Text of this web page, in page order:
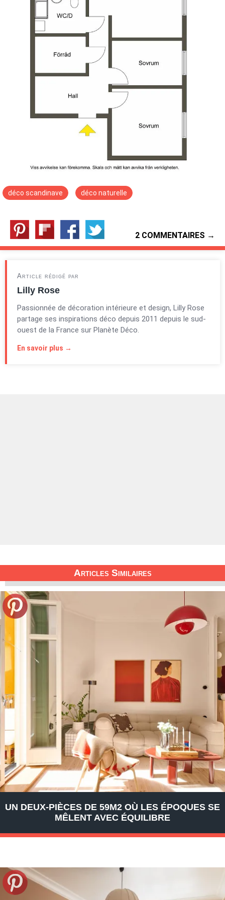
déco scandinave déco naturelle
2 COMMENTAIRES →
Article rédigé par
Lilly Rose
Passionnée de décoration intérieure et design, Lilly Rose
partage ses inspirations déco depuis 2011 depuis le sud-
ouest de la France sur Planète Déco.
En savoir plus →
Articles Similaires
UN DEUX-PIÈCES DE 59M2 OÙ LES ÉPOQUES SE
MÊLENT AVEC ÉQUILIBRE